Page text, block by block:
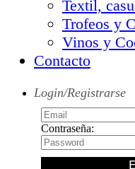
Textil,
Trofeos y
Vinos y
Contacto
Login/Registrarse
Contraseña: